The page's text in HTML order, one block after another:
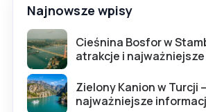
Najnowsze wpisy
Cieśnina Bosfor w
atrakcje i
Zielony Kanion w Turcji
najważniejsze